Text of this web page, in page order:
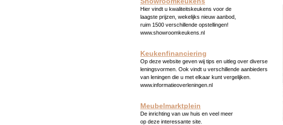
Hier vindt u kwaliteitskeukens voor de
laagste prijzen, wekelijks nieuw aanbod,
ruim 1500 verschillende opstellingen!
www.showroomkeukens.nl
Keukenfinanciering
Op deze website geven wij tips en uitleg over diverse
leningsvormen. Ook vindt u verschillende aanbieders
van leningen die u met elkaar kunt vergelijken.
www.informatieoverleningen.nl
Meubelmarktplein
De inrichting van uw huis en veel meer
op deze interessante site.